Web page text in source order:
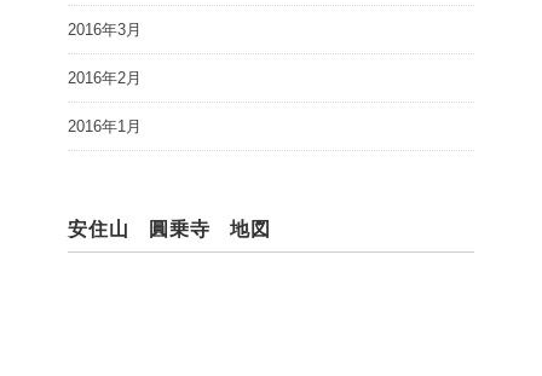
2016年3月
2016年2月
2016年1月
安住山 圓乗寺 地図